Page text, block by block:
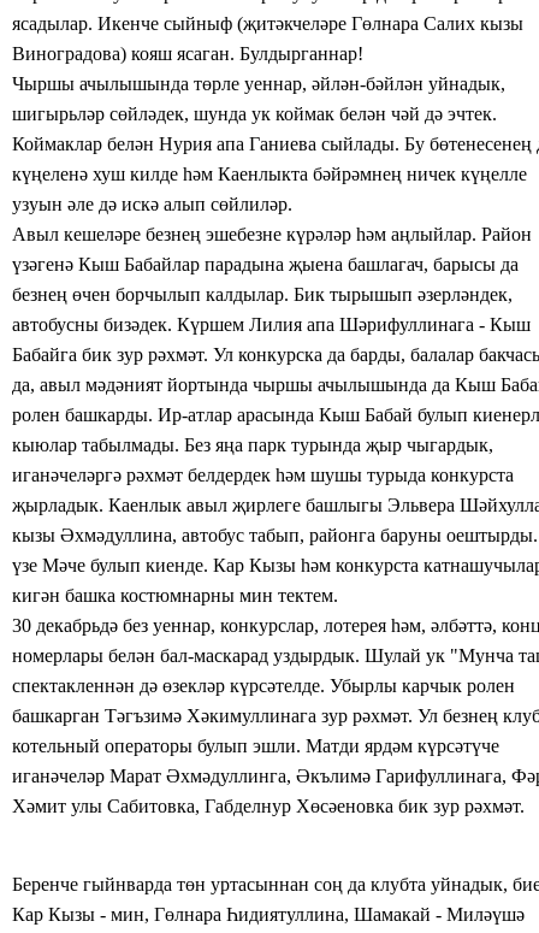
ясадылар. Икенче сыйныф (җитәкчеләре Гөлнара Салих кызы
Виноградова) кояш ясаган. Булдырганнар!
Чыршы ачылышында төрле уеннар, әйлән-бәйлән уйнадык,
шигырьләр сөйләдек, шунда ук коймак белән чәй дә эчтек.
Коймаклар белән Нурия апа Ганиева сыйлады. Бу бөтенесенең
күңеленә хуш килде һәм Каенлыкта бәйрәмнең ничек күңелле
узуын әле дә искә алып сөйлиләр.
Авыл кешеләре безнең эшебезне күрәләр һәм аңлыйлар. Район
үзәгенә Кыш Бабайлар парадына җыена башлагач, барысы да
безнең өчен борчылып калдылар. Бик тырышып әзерләндек,
автобусны бизәдек. Күршем Лилия апа Шәрифуллинага - Кыш
Бабайга бик зур рәхмәт. Ул конкурска да барды, балалар
да, авыл мәдәният йортында чыршы ачылышында да Кыш
ролен башкарды. Ир-атлар арасында Кыш Бабай булып
кыюлар табылмады. Без яңа парк турында җыр чыгардык,
иганәчеләргә рәхмәт белдердек һәм шушы турыда конкурста
җырладык. Каенлык авыл җирлеге башлыгы Эльвера
кызы Әхмәдуллина, автобус табып, районга баруны
үзе Мәче булып киенде. Кар Кызы һәм конкурста
кигән башка костюмнарны мин тектем.
30 декабрьдә без уеннар, конкурслар, лотерея һәм, әлбәттә,
номерлары белән бал-маскарад уздырдык. Шулай ук "Мунча
спектакленнән дә өзекләр күрсәтелде. Убырлы карчык ролен
башкарган Тәгъзимә Хәкимуллинага зур рәхмәт. Ул безнең
котельный операторы булып эшли. Матди ярдәм күрсәтүче
иганәчеләр Марат Әхмәдуллинга, Әкълимә Гарифуллинага,
Хәмит улы Сабитовка, Габделнур Хөсәеновка бик зур рәхмәт.
Беренче гыйнварда төн уртасыннан соң да клубта уйнадык,
Кар Кызы - мин, Гөлнара Һидиятуллина, Шамакай - Миләүшә